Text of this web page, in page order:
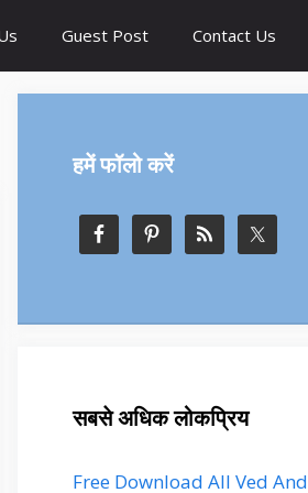
Guest Post Contact Us
हमें फॉलो करें
सबसे अधिक लोकप्रिय
Free Download All Ved And